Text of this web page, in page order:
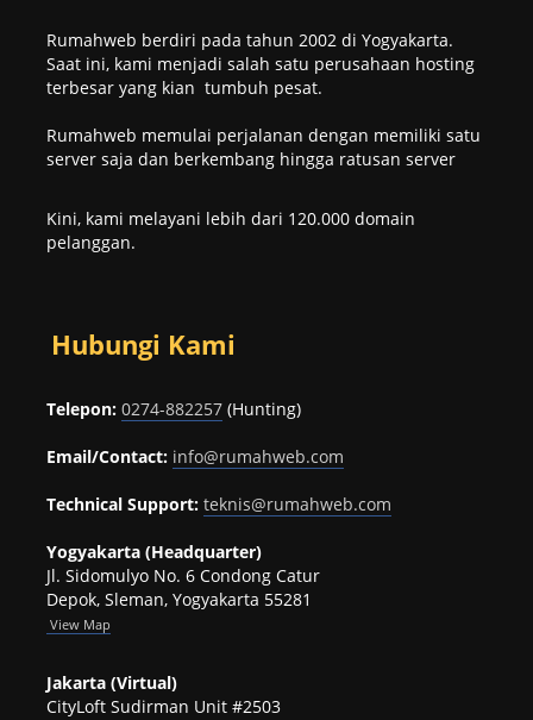
Rumahweb berdiri pada tahun 2002 di Yogyakarta.
Saat ini, kami menjadi salah satu perusahaan hosting
terbesar yang kian tumbuh pesat.
Rumahweb memulai perjalanan dengan memiliki satu
server saja dan berkembang hingga ratusan server
Kini, kami melayani lebih dari 120.000 domain
pelanggan.
Hubungi Kami
Telepon: 0274-882257 (Hunting)
Email/Contact: info@rumahweb.com
Technical Support: teknis@rumahweb.com
Yogyakarta (Headquarter)
Jl. Sidomulyo No. 6 Condong Catur
Depok, Sleman, Yogyakarta 55281
View Map
Jakarta (Virtual)
CityLoft Sudirman Unit #2503